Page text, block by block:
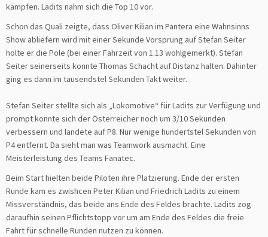
kämpfen. Ladits nahm sich die Top 10 vor.
Schon das Quali zeigte, dass Oliver Kilian im Pantera eine Wahnsinns
Show abliefern wird mit einer Sekunde Vorsprung auf Stefan Seiter
holte er die Pole (bei einer Fahrzeit von 1.13 wohlgemerkt). Stefan
Seiter seinerseits konnte Thomas Schacht auf Distanz halten. Dahinter
ging es dann im tausendstel Sekunden Takt weiter.
Stefan Seiter stellte sich als „Lokomotive“ für Ladits zur Verfügung und
prompt konnte sich der Österreicher noch um 3/10 Sekunden
verbessern und landete auf P8. Nur wenige hundertstel Sekunden von
P4 entfernt. Da sieht man was Teamwork ausmacht. Eine
Meisterleistung des Teams Fanatec.
Beim Start hielten beide Piloten ihre Platzierung. Ende der ersten
Runde kam es zwishcen Peter Kilian und Friedrich Ladits zu einem
Missverständnis, das beide ans Ende des Feldes brachte. Ladits zog
daraufhin seinen Pflichtstopp vor um am Ende des Feldes die freie
Fahrt für schnelle Runden nutzen zu können.